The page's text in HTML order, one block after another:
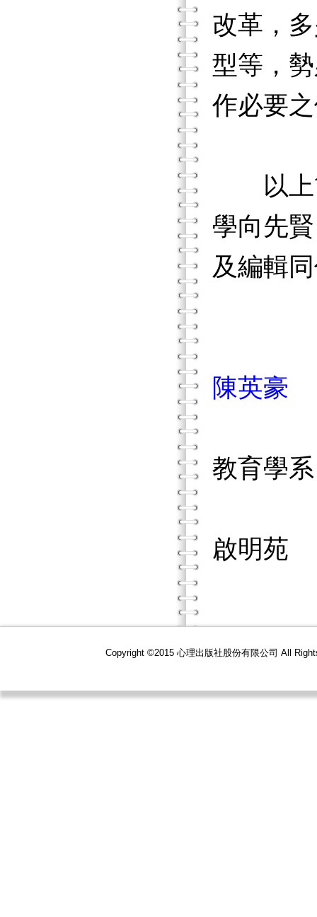
改革，
型等，
作必要
以上簡
學向先
及編輯
陳英豪
教育學系
啟明苑
Copyright ©2015 心理出版社股份有限公司 All